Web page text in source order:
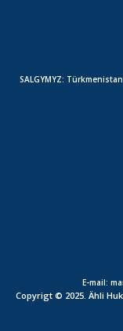
SALGYMYZ:
E-mail:
Copyrigt © 2025. Ähli